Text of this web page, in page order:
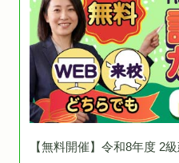
【無料開催】令和8年度 2